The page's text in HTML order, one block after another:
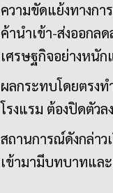
ความขัดแย้งทางก
ค้านำเข้า-ส่งออกล
เศรษฐกิจอย่างหนัก
ผลกระทบโดยตรง
โรงแรม ต้องปิดตัว
สถานการณ์ดังกล่าว
เข้ามามีบทบาทแล